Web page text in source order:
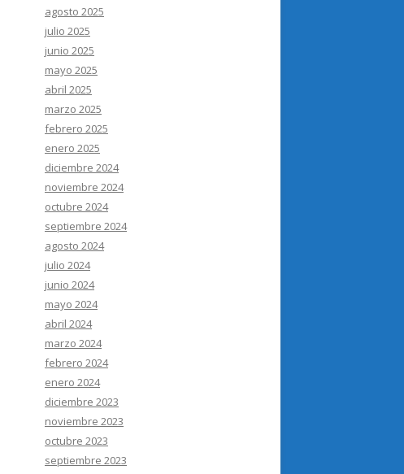
agosto 2025
julio 2025
junio 2025
mayo 2025
abril 2025
marzo 2025
febrero 2025
enero 2025
diciembre 2024
noviembre 2024
octubre 2024
septiembre 2024
agosto 2024
julio 2024
junio 2024
mayo 2024
abril 2024
marzo 2024
febrero 2024
enero 2024
diciembre 2023
noviembre 2023
octubre 2023
septiembre 2023